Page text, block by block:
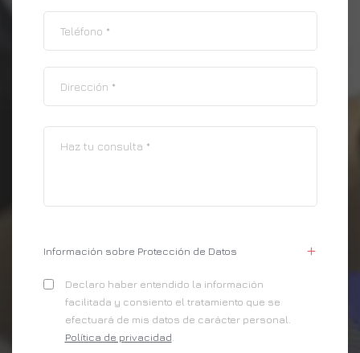
Información sobre Protección de Datos
Declaro haber entendido la información
facilitada y consiento el tratamiento que se
efectuará de mis datos de carácter personal.
Política de privacidad